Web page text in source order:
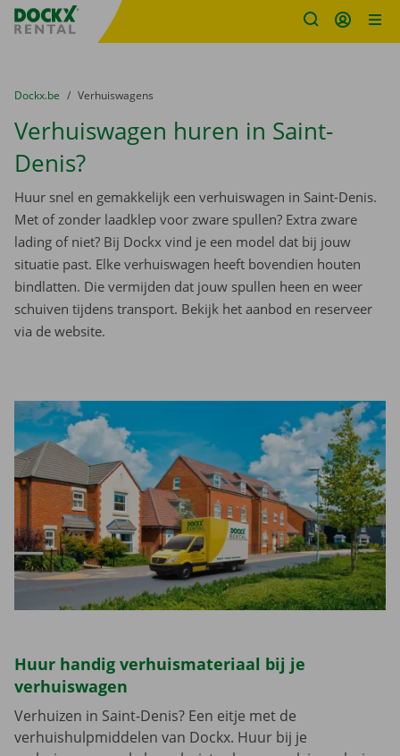
Fratello DEMO
U bevindt zich hier:
van
Dockx.be naar
Verhuiswagens
Verhuiswagen huren in Saint-
Denis?
Huur snel en gemakkelijk een verhuiswagen in Saint-Denis.
Met of zonder laadklep voor zware spullen? Extra zware
lading of niet? Bij Dockx vind je een model dat bij jouw
situatie past. Elke verhuiswagen heeft bovendien houten
bindlatten. Die vermijden dat jouw spullen heen en weer
schuiven tijdens transport. Bekijk het aanbod en reserveer
via de website.
Huur handig verhuismateriaal bij je
verhuiswagen
Verhuizen in Saint-Denis? Een eitje met de
verhuishulpmiddelen van Dockx. Huur bij je